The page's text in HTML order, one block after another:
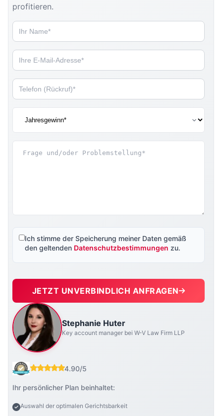
profitieren.
Ich stimme der Speicherung meiner Daten gemäß
den geltenden Datenschutzbestimmungen zu.
JETZT UNVERBINDLICH ANFRAGEN
Stephanie Huter
Key account manager bei W-V Law Firm LLP
4.90/5
Ihr persönlicher Plan beinhaltet:
Auswahl der optimalen Gerichtsbarkeit